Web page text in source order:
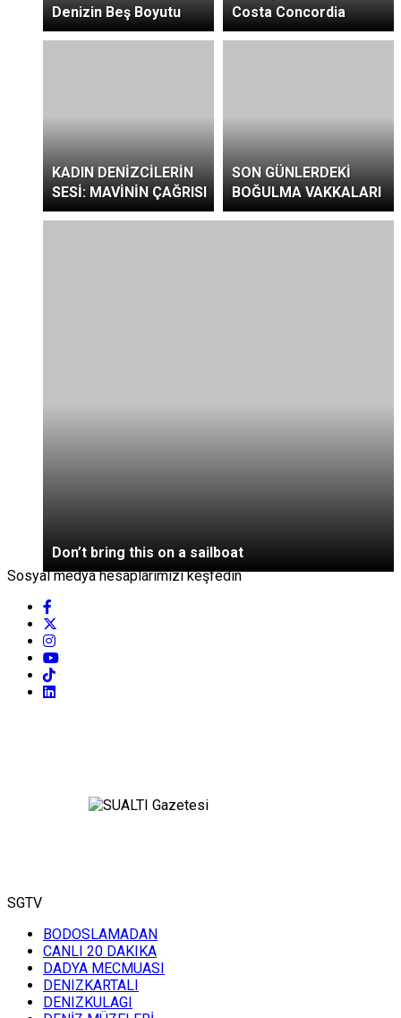
Denizin Beş Boyutu
Costa Concordia
KADIN DENİZCİLERİN
SESİ: MAVİNİN ÇAĞRISI
SON GÜNLERDEKİ
BOĞULMA VAKKALARI
Don’t bring this on a sailboat
Sosyal medya hesaplarımızı keşfedin
SGTV
BODOSLAMADAN
CANLI 20 DAKIKA
DADYA MECMUASI
DENIZKARTALI
DENIZKULAGI